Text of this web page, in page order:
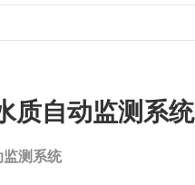
质自动监测系统
监测系统